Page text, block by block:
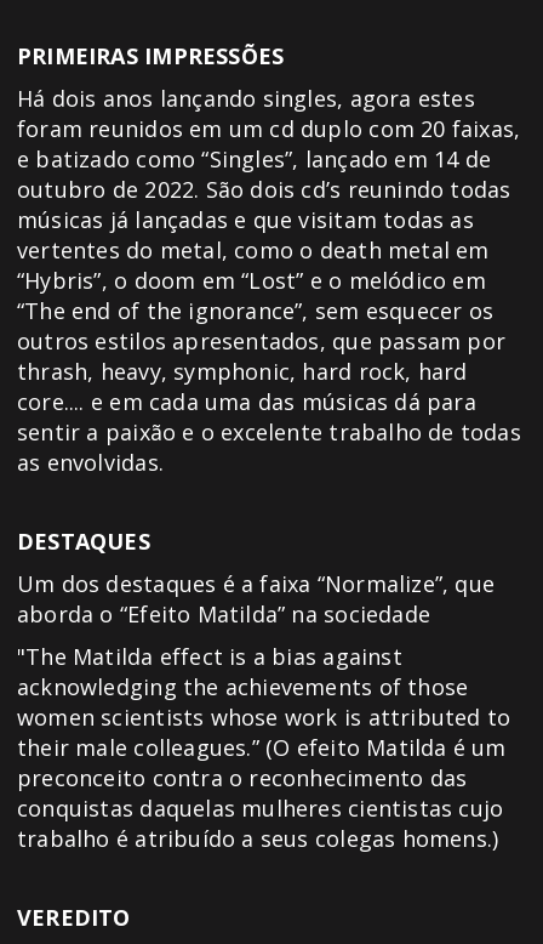
PRIMEIRAS IMPRESSÕES
Há dois anos lançando singles, agora estes
foram reunidos em um cd duplo com 20 faixas,
e batizado como “Singles”, lançado em 14 de
outubro de 2022. São dois cd’s reunindo todas
músicas já lançadas e que visitam todas as
vertentes do metal, como o death metal em
“Hybris”, o doom em “Lost” e o melódico em
“The end of the ignorance”, sem esquecer os
outros estilos apresentados, que passam por
thrash, heavy, symphonic, hard rock, hard
core.... e em cada uma das músicas dá para
sentir a paixão e o excelente trabalho de todas
as envolvidas.
DESTAQUES
Um dos destaques é a faixa “Normalize”, que
aborda o “Efeito Matilda” na sociedade
"The Matilda effect is a bias against
acknowledging the achievements of those
women scientists whose work is attributed to
their male colleagues.” (O efeito Matilda é um
preconceito contra o reconhecimento das
conquistas daquelas mulheres cientistas cujo
trabalho é atribuído a seus colegas homens.)
VEREDITO